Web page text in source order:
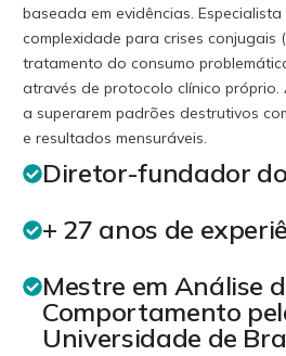
baseada em evidências.
complexidade para crises conjugais
tratamento do consumo
através de protocolo clínico próprio.
a superarem padrões destrutivos
e resultados mensuráveis.
Diretor-fundador
+ 27 anos de
Mestre em Análise
Comportamento
Universidade de